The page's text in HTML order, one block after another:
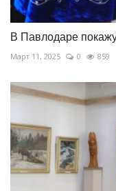
В Павлодаре
Март 11, 2025 0 859